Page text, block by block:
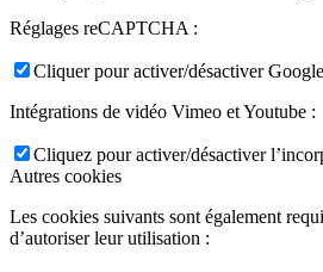
Réglages reCAPTCHA :
Cliquer pour activer/désactiver
Intégrations de vidéo Vimeo et Youtube :
Cliquez pour activer/désactiver
Autres cookies
Les cookies suivants sont également
d’autoriser leur utilisation :